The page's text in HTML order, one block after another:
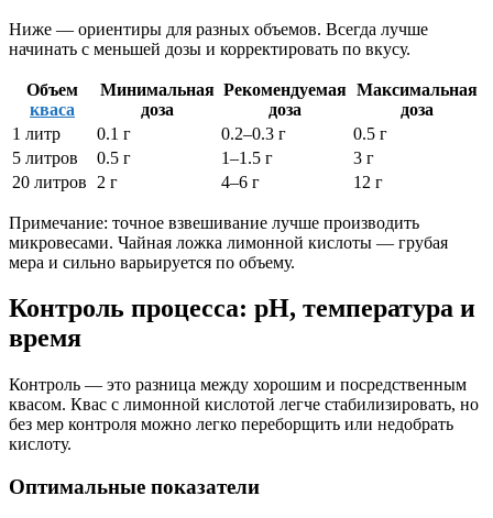
Ниже — ориентиры для разных объемов. Всегда лучше
начинать с меньшей дозы и корректировать по вкусу.
Объем
кваса
Минимальная
доза
Рекомендуемая
доза
Максимальная
доза
1 литр
0.1 г 0.2–0.3 г
0.5 г
5 литров
0.5 г 1–1.5 г
3 г
20 литров
2 г 4–6 г 12 г
Примечание: точное взвешивание лучше производить
микровесами. Чайная ложка лимонной кислоты — грубая
мера и сильно варьируется по объему.
Контроль процесса: pH, температура и
время
Контроль — это разница между хорошим и посредственным
квасом. Квас с лимонной кислотой легче стабилизировать, но
без мер контроля можно легко переборщить или недобрать
кислоту.
Оптимальные показатели